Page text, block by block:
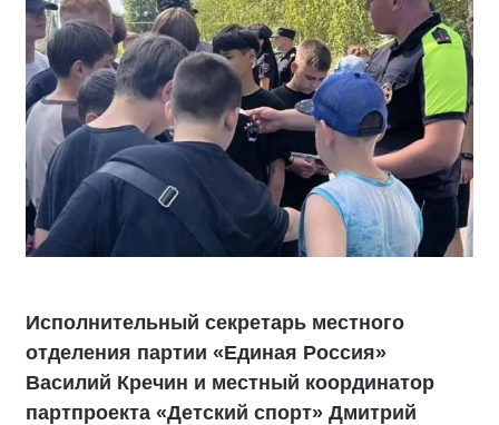
Исполнительный секретарь местного
отделения партии «Единая Россия»
Василий Кречин и местный координатор
партпроекта «Детский спорт» Дмитрий